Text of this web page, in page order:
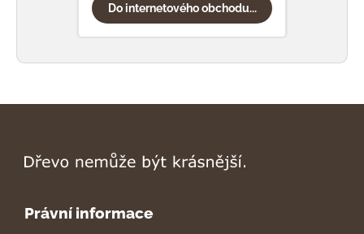
Do internetového obchodu...
Právní informace